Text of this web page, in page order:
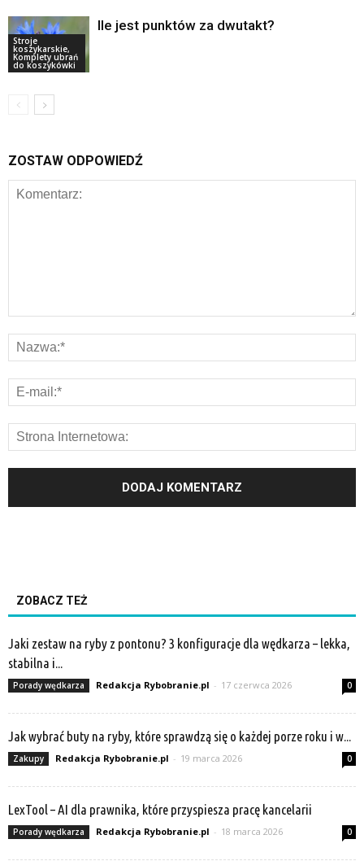
Stroje
koszykarskie,
Komplety ubrań
do koszykówki
Ile jest punktów za dwutakt?
ZOSTAW ODPOWIEDŹ
ZOBACZ TEŻ
Jaki zestaw na ryby z pontonu? 3 konfiguracje dla wędkarza – lekka,
stabilna i...
Porady wędkarza Redakcja Rybobranie.pl - 17 czerwca 2026 0
Jak wybrać buty na ryby, które sprawdzą się o każdej porze roku i w...
Zakupy Redakcja Rybobranie.pl - 19 marca 2026 0
LexTool – AI dla prawnika, które przyspiesza pracę kancelarii
Porady wędkarza Redakcja Rybobranie.pl - 18 marca 2026 0